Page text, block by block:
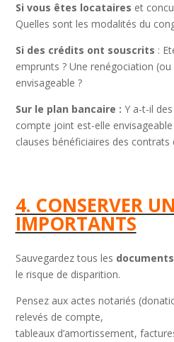
Si vous êtes locataires et
Quelles sont les modalités du
Si des crédits ont souscrits :
emprunts ? Une renégociation
envisageable ?
Sur le plan bancaire : Y a-t-il
compte joint est-elle
clauses bénéficiaires des contrats
4. CONSERVER
IMPORTANTS
Sauvegardez tous les
le risque de disparition.
Pensez aux actes notariés
relevés de compte,
tableaux d’amortissement,